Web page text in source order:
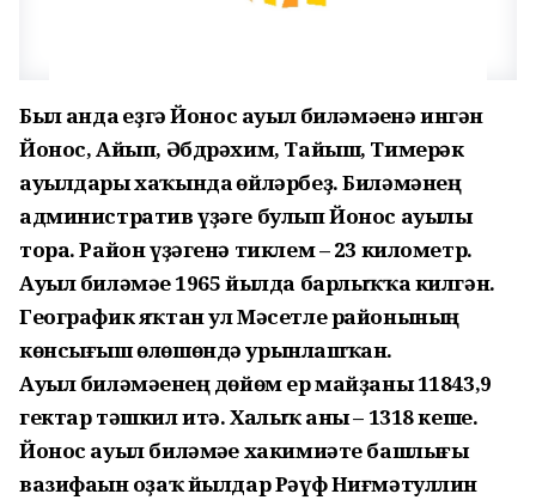
Был һанда һеҙгә Йонос ауыл биләмәһенә ингән
Йонос, Айып, Әбдрәхим, Тайыш, Тимерәк
ауылдары хаҡында һөйләрбеҙ. Биләмәнең
административ үҙәге булып Йонос ауылы
тора. Район үҙәгенә тиклем – 23 километр.
Ауыл биләмәһе 1965 йылда барлыҡҡа килгән.
Географик яҡтан ул Мәсетле районының
көнсығыш өлөшөндә урынлашҡан.
Ауыл биләмәһенең дөйөм ер майҙаны 11843,9
гектар тәшкил итә. Халыҡ һаны – 1318 кеше.
Йонос ауыл биләмәһе хакимиәте башлығы
вазифаһын оҙаҡ йылдар Рәүф Ниғмәтуллин